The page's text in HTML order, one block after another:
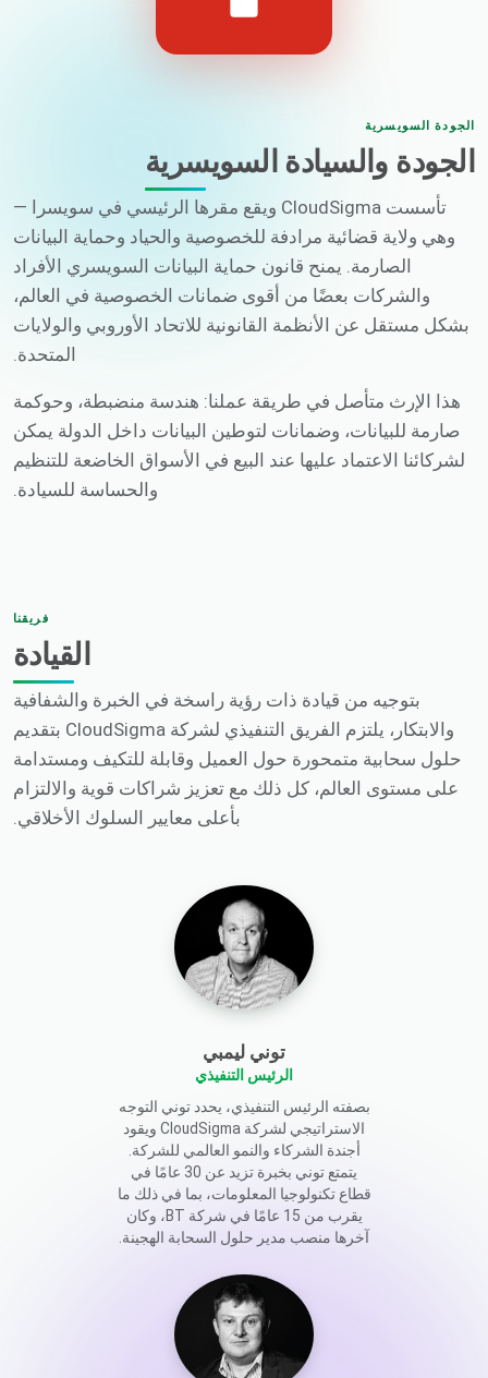
الجودة السويسرية
الجودة والسيادة السويسرية
تأسست CloudSigma ويقع مقرها الرئيسي في سويسرا —
وهي ولاية قضائية مرادفة للخصوصية والحياد وحماية البيانات
الصارمة. يمنح قانون حماية البيانات السويسري الأفراد
والشركات بعضًا من أقوى ضمانات الخصوصية في العالم،
بشكل مستقل عن الأنظمة القانونية للاتحاد الأوروبي والولايات
المتحدة.
هذا الإرث متأصل في طريقة عملنا: هندسة منضبطة، وحوكمة
صارمة للبيانات، وضمانات لتوطين البيانات داخل الدولة يمكن
لشركائنا الاعتماد عليها عند البيع في الأسواق الخاضعة للتنظيم
والحساسة للسيادة.
فريقنا
القيادة
بتوجيه من قيادة ذات رؤية راسخة في الخبرة والشفافية
والابتكار، يلتزم الفريق التنفيذي لشركة CloudSigma بتقديم
حلول سحابية متمحورة حول العميل وقابلة للتكيف ومستدامة
على مستوى العالم، كل ذلك مع تعزيز شراكات قوية والالتزام
بأعلى معايير السلوك الأخلاقي.
توني ليمبي
الرئيس التنفيذي
بصفته الرئيس التنفيذي، يحدد توني التوجه
الاستراتيجي لشركة CloudSigma ويقود
أجندة الشركاء والنمو العالمي للشركة.
يتمتع توني بخبرة تزيد عن 30 عامًا في
قطاع تكنولوجيا المعلومات، بما في ذلك ما
يقرب من 15 عامًا في شركة BT، وكان
آخرها منصب مدير حلول السحابة الهجينة.